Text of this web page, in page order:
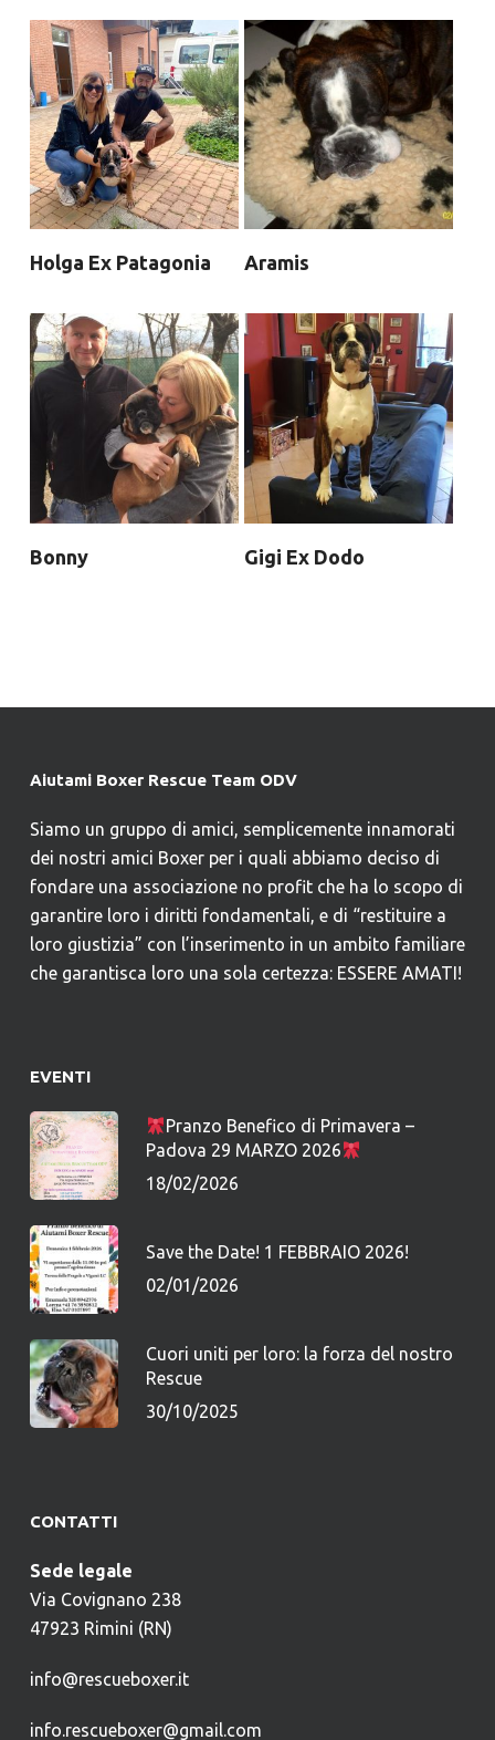
Holga Ex Patagonia Aramis
Bonny Gigi Ex Dodo
Aiutami Boxer Rescue Team ODV
Siamo un gruppo di amici, semplicemente innamorati
dei nostri amici Boxer per i quali abbiamo deciso di
fondare una associazione no profit che ha lo scopo di
garantire loro i diritti fondamentali, e di “restituire a
loro giustizia” con l’inserimento in un ambito familiare
che garantisca loro una sola certezza: ESSERE AMATI!
EVENTI
Pranzo Benefico di Primavera –
Padova 29 MARZO 2026
18/02/2026
Save the Date! 1 FEBBRAIO 2026!
02/01/2026
Cuori uniti per loro: la forza del nostro
Rescue
30/10/2025
CONTATTI
Sede legale
Via Covignano 238
47923 Rimini (RN)
info@rescueboxer.it
info.rescueboxer@gmail.com